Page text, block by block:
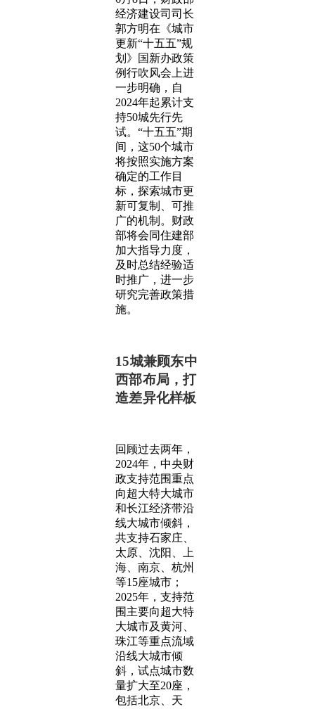
经济建设司司长
郭方明在《城市
更新“十五五”规
划》国新办政策
例行吹风会上进
一步明确，自
2024年起累计支
持50城先行先
试。“十五五”期
间，这50个城市
将按照实施方案
确定的工作目
标，探索城市更
新可复制、可推
广的机制。财政
部将会同住建部
加大指导力度，
及时总结经验适
时推广，进一步
研究完善政策措
施。
15城兼顾东中
西部布局，打
造差异化样板
回顾过去两年，
2024年，中央财
政支持范围重点
向超大特大城市
和长江经济带沿
线大城市倾斜，
共支持石家庄、
太原、沈阳、上
海、南京、杭州
等15座城市；
2025年，支持范
围主要向超大特
大城市及黄河、
珠江等重点流域
沿线大城市倾
斜，试点城市数
量扩大至20座，
包括北京、天